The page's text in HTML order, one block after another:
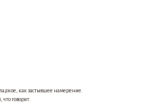
как застывшее намерение.
говорит.